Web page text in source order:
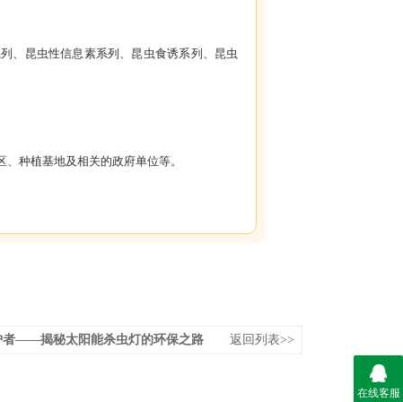
、昆虫性信息素系列、昆虫食诱系列、昆虫
种植基地及相关的政府单位等。
者——揭秘太阳能杀虫灯的环保之路 返回列表>>
在线客服